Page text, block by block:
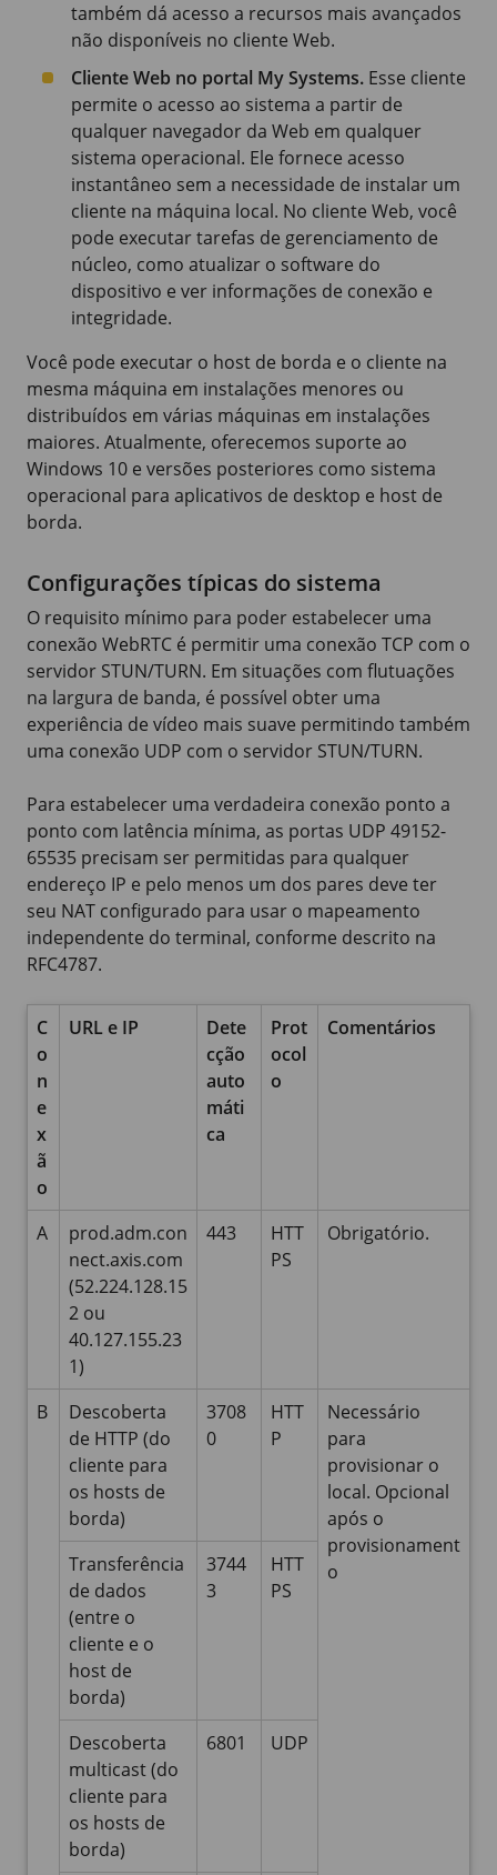
também dá acesso a recursos mais avançados
não disponíveis no cliente Web.
Cliente Web no portal My Systems. Esse cliente
permite o acesso ao sistema a partir de
qualquer navegador da Web em qualquer
sistema operacional. Ele fornece acesso
instantâneo sem a necessidade de instalar um
cliente na máquina local. No cliente Web, você
pode executar tarefas de gerenciamento de
núcleo, como atualizar o software do
dispositivo e ver informações de conexão e
integridade.
Você pode executar o host de borda e o cliente na
mesma máquina em instalações menores ou
distribuídos em várias máquinas em instalações
maiores. Atualmente, oferecemos suporte ao
Windows 10 e versões posteriores como sistema
operacional para aplicativos de desktop e host de
borda.
Configurações típicas do sistema
O requisito mínimo para poder estabelecer uma
conexão WebRTC é permitir uma conexão TCP com o
servidor STUN/TURN. Em situações com flutuações
na largura de banda, é possível obter uma
experiência de vídeo mais suave permitindo também
uma conexão UDP com o servidor STUN/TURN.
Para estabelecer uma verdadeira conexão ponto a
ponto com latência mínima, as portas UDP 49152-
65535 precisam ser permitidas para qualquer
endereço IP e pelo menos um dos pares deve ter
seu NAT configurado para usar o mapeamento
independente do terminal, conforme descrito na
RFC4787.
C
o
n
e
x
ã
o
URL e IP
Dete
cção
auto
máti
ca
Prot
ocol
o
Comentários
A
prod.adm.con
nect.axis.com
(52.224.128.15
2 ou
40.127.155.23
1)
443
HTT
PS
Obrigatório.
B
Descoberta
de HTTP (do
cliente para
os hosts de
borda)
3708
0
HTT
P
Necessário
para
provisionar o
local. Opcional
após o
provisionament
o
Transferência
de dados
(entre o
cliente e o
host de
borda)
3744
3
HTT
PS
Descoberta
multicast (do
cliente para
os hosts de
borda)
6801 UDP